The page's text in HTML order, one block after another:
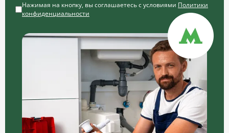
Нажимая на кнопку, вы соглашаетесь с условиями Политики
конфиденциальности